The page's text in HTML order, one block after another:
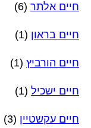
חיים אלתר (6)
חיים בראון (1)
חיים הורביץ (1)
חיים ישכיל (1)
חיים עקשטיין (3)